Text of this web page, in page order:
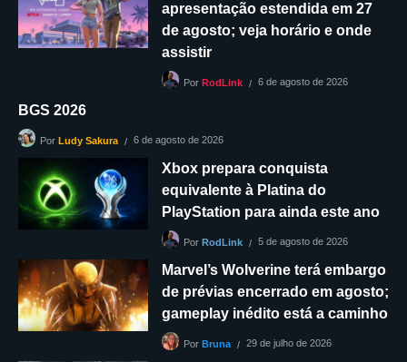
apresentação estendida em 27
de agosto; veja horário e onde
assistir
Por RodLink 6 de agosto de 2026
BGS 2026
Por Ludy Sakura 6 de agosto de 2026
Xbox prepara conquista
equivalente à Platina do
PlayStation para ainda este ano
Por RodLink 5 de agosto de 2026
Marvel’s Wolverine terá embargo
de prévias encerrado em agosto;
gameplay inédito está a caminho
Por Bruna 29 de julho de 2026